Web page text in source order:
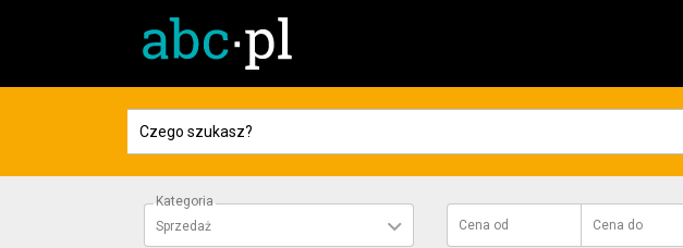
Kategoria
Sprzedaż
Cena od Cena do